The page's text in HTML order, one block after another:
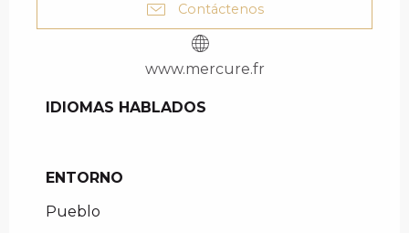
Contáctenos
www.mercure.fr
IDIOMAS HABLADOS
IDIOMAS HABLADOS
ENTORNO
ENTORNO
Pueblo